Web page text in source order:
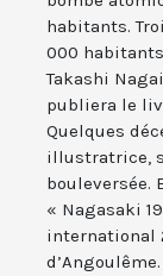
habitants.
000
Takashi
publiera le
Quelques
illustratrice,
bouleversée.
« Nagasaki
international